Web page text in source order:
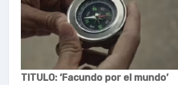
TITULO: ‘Facundo por el mundo’